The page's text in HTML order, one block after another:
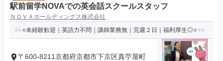
駅前留学NOVAでの英会話スクールスタッフ
ＮＯＶＡホールディングス株式会社
⭐未経験歓迎｜英語力不問｜講師業務無｜完週２日｜福利厚生◎⭐
〒600-8211京都府京都市下京区真苧屋町